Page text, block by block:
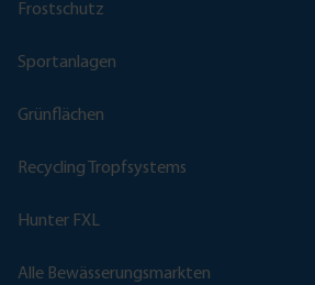
Frostschutz
Sportanlagen
Grünflächen
Recycling Tropfsystems
Hunter FXL
Alle Bewässerungsmarkten